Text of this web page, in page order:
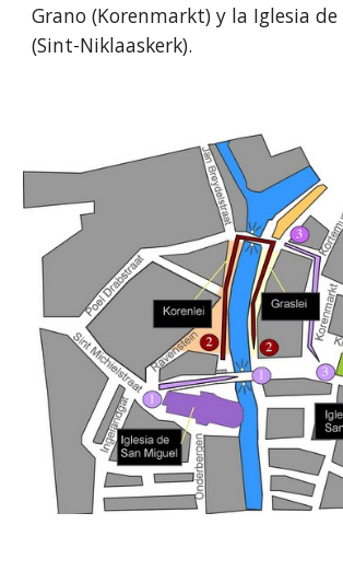
Grano (Korenmarkt) y la Iglesia de
(Sint-Niklaaskerk).